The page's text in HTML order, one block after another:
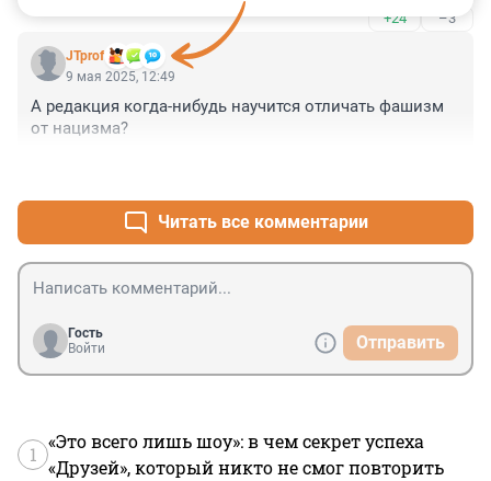
+24 –3
JTprof
9 мая 2025, 12:49
А редакция когда-нибудь научится отличать фашизм
от нацизма?
Читать все комментарии
Гость
Войти
Отправить
1
«Это всего лишь шоу»: в чем секрет успеха
«Друзей», который никто не смог повторить